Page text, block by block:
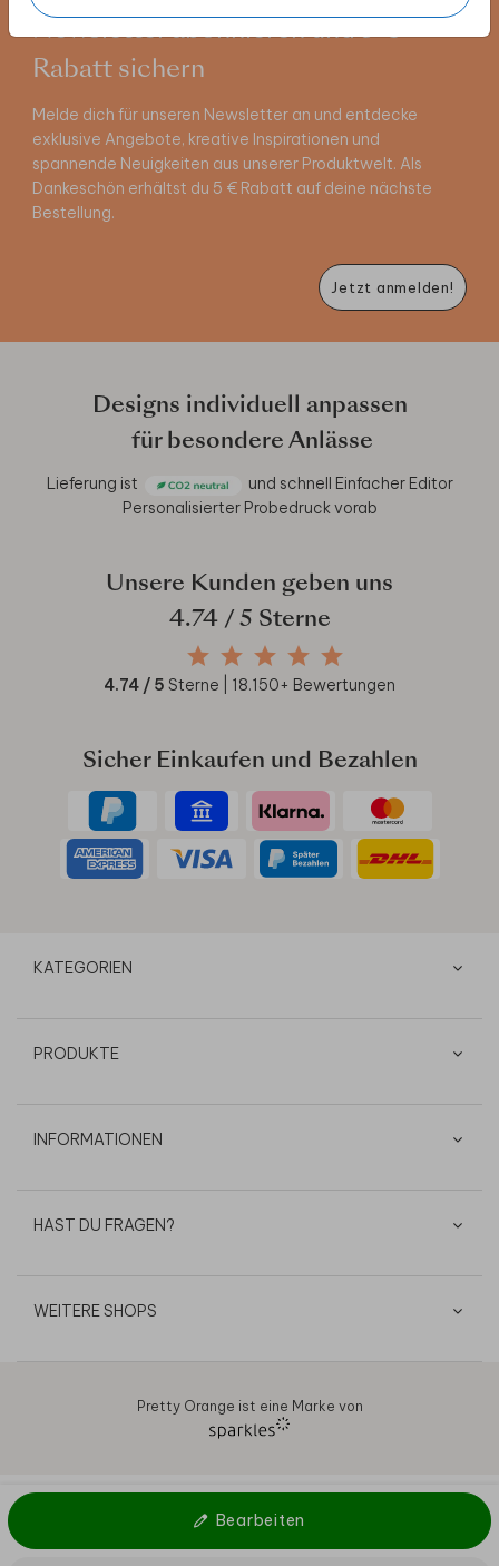
Bearbeiten
Newsletter abonnieren und 5 €
Rabatt sichern
Melde dich für unseren Newsletter an und entdecke
exklusive Angebote, kreative Inspirationen und
spannende Neuigkeiten aus unserer Produktwelt. Als
Dankeschön erhältst du 5 € Rabatt auf deine nächste
Bestellung.
Jetzt anmelden!
Designs individuell anpassen
für besondere Anlässe
Lieferung ist und schnell Einfacher Editor
Personalisierter Probedruck vorab
Unsere Kunden geben uns
4.74/ 5 Sterne
4.74 / 5 Sterne | 18.150+ Bewertungen
Sicher Einkaufen und Bezahlen
KATEGORIEN
PRODUKTE
INFORMATIONEN
HAST DU FRAGEN?
WEITERE SHOPS
Pretty Orange ist eine Marke von
AGB Datenschutz Cookies Impressum © 2026